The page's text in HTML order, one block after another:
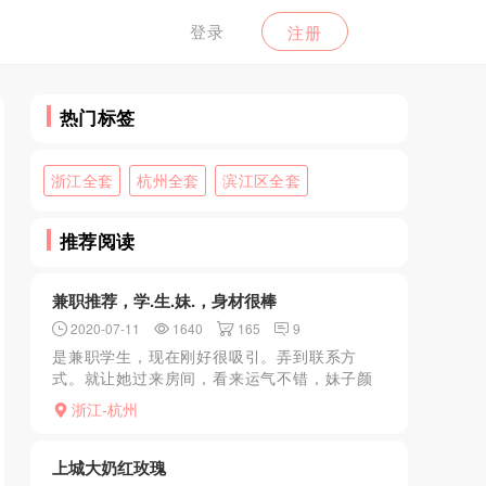
登录 注册
热门标签
浙江全套 杭州全套 滨江区全套
推荐阅读
兼职推荐，学.生.妹.，身材很棒
2020-07-11 1640 165 9
是兼职学生，现在刚好很吸引。弄到联系方
式。就让她过来房间，看来运气不错，妹子颜
值很高,笑起来很甜.进来后聊了几句，脱衣去冲
澡，妹子陪浴，完后上.床.。妹妹看着挺乖的，
浙江-杭州
上城大奶红玫瑰